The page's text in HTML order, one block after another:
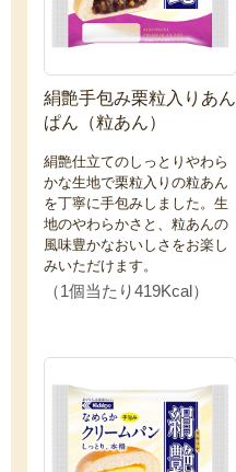
絹艶手包み栗粒入りあん
ぱん（粒あん）
絹艶仕立てのしっとりやわら
かな生地で栗粒入りの粒あん
を丁寧に手包みしました。生
地のやわらかさと、粒あんの
風味豊かなおいしさをお楽し
みいただけます。
（1個当たり419Kcal）